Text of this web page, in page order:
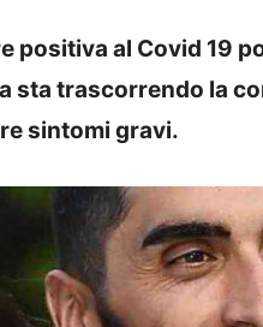
positiva al Covid 19
sta trascorrendo la
sintomi gravi.